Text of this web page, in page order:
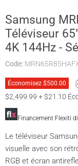
Samsung
Téléviseur
4K 144Hz -
Code:
Économisez $500.00
$2,499.99 + $21.10
Financement Flexiti
Le téléviseur
visuelle avec son
RGB et écran